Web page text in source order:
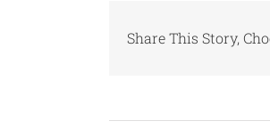
Share This Story,